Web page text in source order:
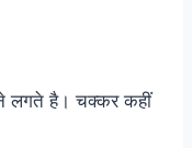
लगते है। चक्कर कहीं